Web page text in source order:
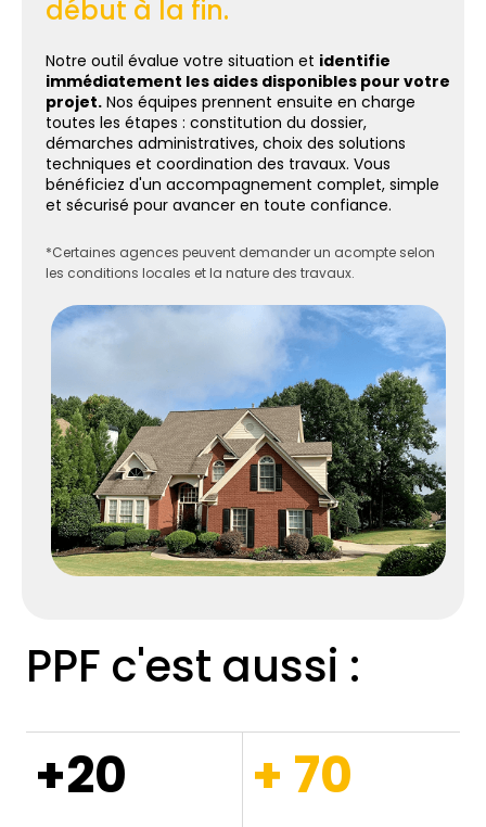
début à la fin.
Notre outil évalue votre situation et identifie
immédiatement les aides disponibles pour votre
projet. Nos équipes prennent ensuite en charge
toutes les étapes : constitution du dossier,
démarches administratives, choix des solutions
techniques et coordination des travaux. Vous
bénéficiez d'un accompagnement complet, simple
et sécurisé pour avancer en toute confiance.
*Certaines agences peuvent demander un acompte selon
les conditions locales et la nature des travaux.
PPF c'est aussi :
+20 + 70